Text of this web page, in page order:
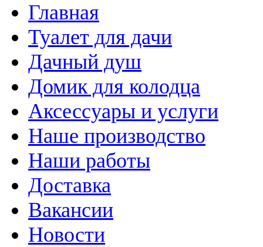
Главная
Туалет для дачи
Дачный душ
Домик для колодца
Аксессуары и услуги
Наше производство
Наши работы
Доставка
Вакансии
Новости